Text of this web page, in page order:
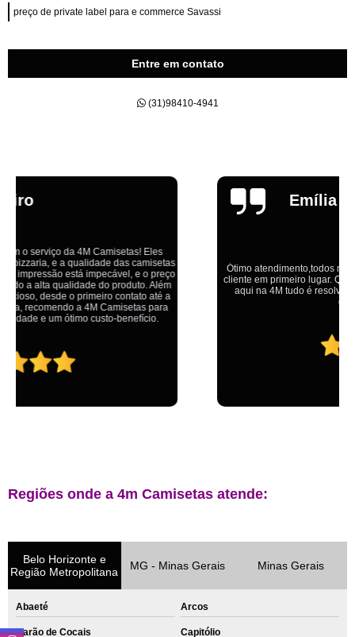
preço de private label para e commerce Savassi
Entre em contato
(31)98410-4941
Ótimo atendimento,todos muito educados, prestativos e que colocam o
cliente em primeiro lugar. Qualquer lugar tem problemas,isso é fato, mas
aqui na 4M tudo é resolvido com calma e de forma que todos saem
ganhando no final.
Regiões onde a 4m Camisetas atende:
Belo Horizonte e
Região Metropolitana
MG - Minas Gerais Minas Gerais
Abaeté Arcos
Barão de Cocais Capitólio